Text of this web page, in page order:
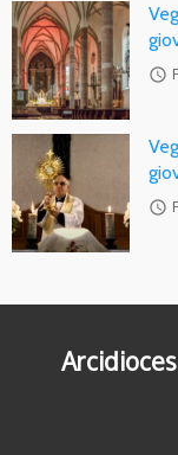
access_time
access_time